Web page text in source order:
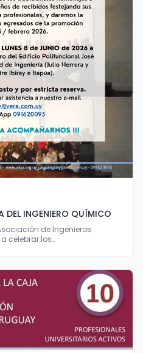
DEL INGENIERO QUÍMICO
de Ingenieros
celebrar los…